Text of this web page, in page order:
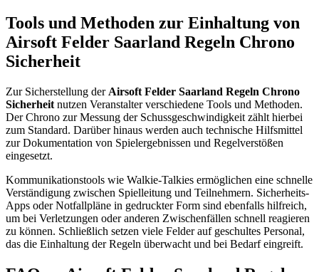
Tools und Methoden zur Einhaltung von
Airsoft Felder Saarland Regeln Chrono
Sicherheit
Zur Sicherstellung der Airsoft Felder Saarland Regeln Chrono
Sicherheit nutzen Veranstalter verschiedene Tools und Methoden.
Der Chrono zur Messung der Schussgeschwindigkeit zählt hierbei
zum Standard. Darüber hinaus werden auch technische Hilfsmittel
zur Dokumentation von Spielergebnissen und Regelverstößen
eingesetzt.
Kommunikationstools wie Walkie-Talkies ermöglichen eine schnelle
Verständigung zwischen Spielleitung und Teilnehmern. Sicherheits-
Apps oder Notfallpläne in gedruckter Form sind ebenfalls hilfreich,
um bei Verletzungen oder anderen Zwischenfällen schnell reagieren
zu können. Schließlich setzen viele Felder auf geschultes Personal,
das die Einhaltung der Regeln überwacht und bei Bedarf eingreift.